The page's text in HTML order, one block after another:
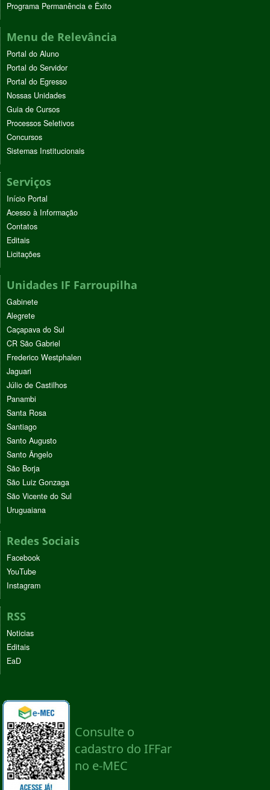
Programa Permanência e Êxito
Menu de Relevância
Portal do Aluno
Portal do Servidor
Portal do Egresso
Nossas Unidades
Guia de Cursos
Processos Seletivos
Concursos
Sistemas Institucionais
Serviços
Início Portal
Acesso à Informação
Contatos
Editais
Licitações
Unidades IF Farroupilha
Gabinete
Alegrete
Caçapava do Sul
CR São Gabriel
Frederico Westphalen
Jaguari
Júlio de Castilhos
Panambi
Santa Rosa
Santiago
Santo Augusto
Santo Ângelo
São Borja
São Luiz Gonzaga
São Vicente do Sul
Uruguaiana
Redes Sociais
Facebook
YouTube
Instagram
RSS
Noticias
Editais
EaD